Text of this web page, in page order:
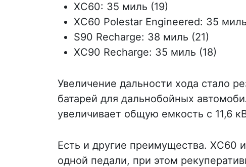
XC60: 35 миль (19)
XC60 Polestar Engineered: 35
S90 Recharge: 38 миль (21)
XC90 Recharge: 35 миль (18)
Увеличение дальности хода стало
батарей для дальнобойных
увеличивает общую емкость с 11,6
Есть и другие преимущества. XC60
одной педали, при этом